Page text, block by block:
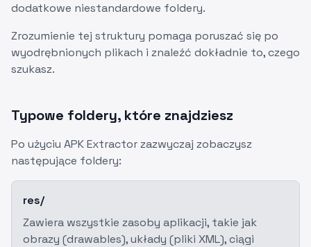
dodatkowe niestandardowe foldery.
Zrozumienie tej struktury pomaga poruszać się po
wyodrębnionych plikach i znaleźć dokładnie to, czego
szukasz.
Typowe foldery, które znajdziesz
Po użyciu APK Extractor zazwyczaj zobaczysz
następujące foldery:
res/
Zawiera wszystkie zasoby aplikacji, takie jak
obrazy (drawables), układy (pliki XML), ciągi